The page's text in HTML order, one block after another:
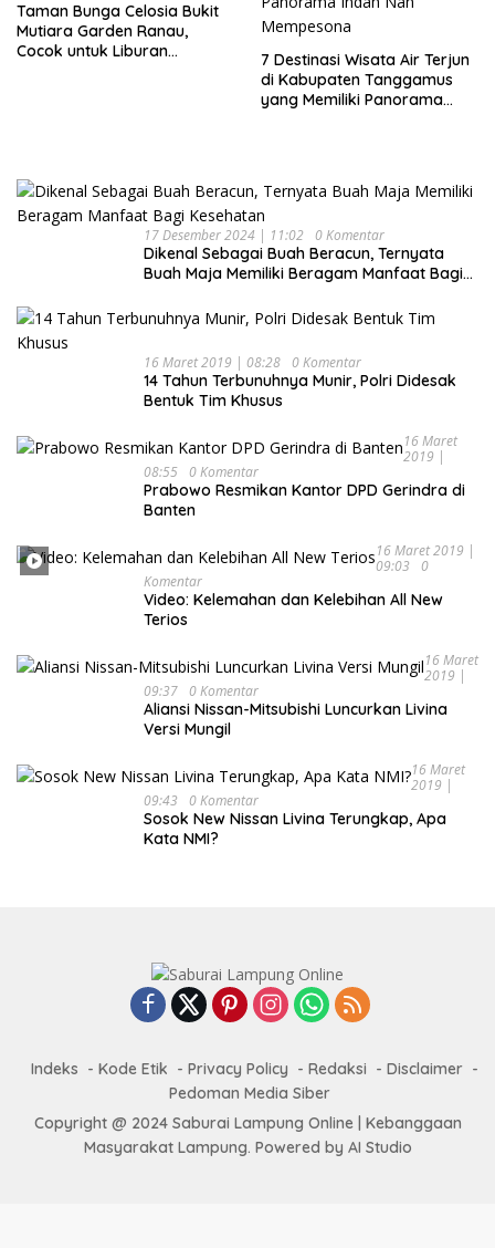
Taman Bunga Celosia Bukit
Mutiara Garden Ranau,
Cocok untuk Liburan
7 Destinasi Wisata Air Terjun
di Kabupaten Tanggamus
yang Memiliki Panorama
17 Desember 2024 | 11:02 0 Komentar
Dikenal Sebagai Buah Beracun, Ternyata
Buah Maja Memiliki Beragam Manfaat Bagi
16 Maret 2019 | 08:28 0 Komentar
14 Tahun Terbunuhnya Munir, Polri Didesak
Bentuk Tim Khusus
16 Maret
2019 |
08:55 0 Komentar
Prabowo Resmikan Kantor DPD Gerindra di
Banten
16 Maret 2019 |
09:03
0
Komentar
Video: Kelemahan dan Kelebihan All New
Terios
16 Maret
2019 |
09:37 0 Komentar
Aliansi Nissan-Mitsubishi Luncurkan Livina
Versi Mungil
16 Maret
2019 |
09:43
0 Komentar
Sosok New Nissan Livina Terungkap, Apa
Kata NMI?
Indeks Kode Etik Privacy Policy Redaksi
Disclaimer
Pedoman Media Siber
Copyright @ 2024 Saburai Lampung Online | Kebanggaan
Masyarakat Lampung. Powered by AI Studio